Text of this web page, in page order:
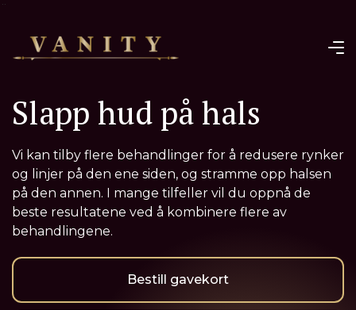
¨
Slapp hud på hals
Vi kan tilby flere behandlinger for å redusere rynker
og linjer på den ene siden, og stramme opp halsen
på den annen. I mange tilfeller vil du oppnå de
beste resultatene ved å kombinere flere av
behandlingene.
Bestill gavekort